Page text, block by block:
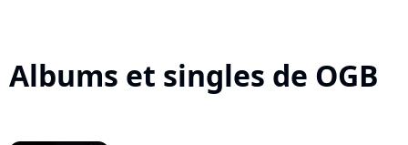
Albums et singles de OGB